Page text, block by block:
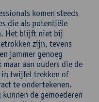
komen steeds
die als potentiële
Het blijft niet bij
zijn, tevens
jammer genoeg
maar aan ouders die de
twijfel trekken of
te ondertekenen.
de gemoederen